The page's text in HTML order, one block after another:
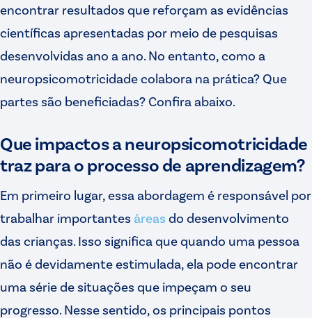
encontrar resultados que reforçam as evidências
científicas apresentadas por meio de pesquisas
desenvolvidas ano a ano. No entanto, como a
neuropsicomotricidade colabora na prática? Que
partes são beneficiadas? Confira abaixo.
Que impactos a neuropsicomotricidade
traz para o processo de aprendizagem?
Em primeiro lugar, essa abordagem é responsável por
trabalhar importantes áreas do desenvolvimento
das crianças. Isso significa que quando uma pessoa
não é devidamente estimulada, ela pode encontrar
uma série de situações que impeçam o seu
progresso. Nesse sentido, os principais pontos